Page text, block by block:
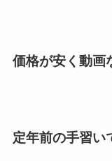
価格が安く動画
定年前の手習い